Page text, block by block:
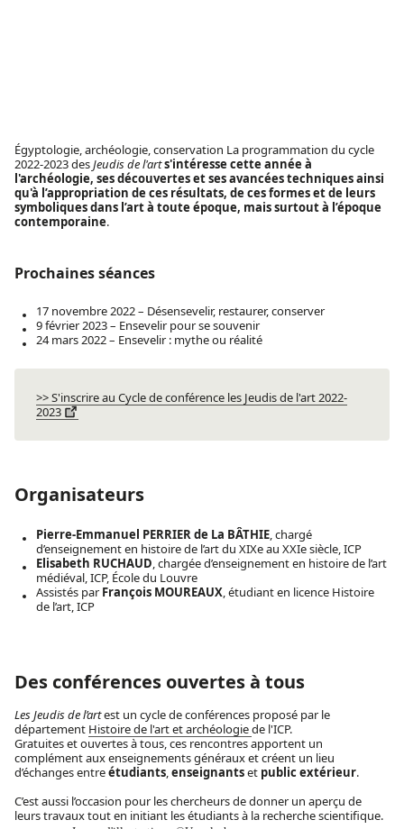
Égyptologie, archéologie, conservation La programmation du cycle
2022-2023 des Jeudis de l'arts'intéresse cette année à
l'archéologie, ses découvertes et ses avancées techniques ainsi
qu'à l’appropriation de ces résultats, de ces formes et de leurs
symboliques dans l’art à toute époque, mais surtout à l’époque
contemporaine.
Prochaines séances
17 novembre 2022 – Désensevelir, restaurer, conserver
9 février 2023 – Ensevelir pour se souvenir
24 mars 2022 – Ensevelir : mythe ou réalité
>> S'inscrire au Cycle de conférence les Jeudis de l'art 2022-
2023
Organisateurs
Pierre-Emmanuel PERRIER de La BÂTHIE , chargé
d’enseignement en histoire de l’art du XIXe au XXIe siècle, ICP
Elisabeth RUCHAUD , chargée d’enseignement en histoire de l’art
médiéval, ICP, École du Louvre
Assistés par François MOUREAUX , étudiant en licence Histoire
de l’art, ICP
Des conférences ouvertes à tous
Les Jeudis de l’artest un cycle de conférences proposé par le
département Histoire de l'art et archéologiede l'ICP.
Gratuites et ouvertes à tous, ces rencontres apportent un
complément aux enseignements généraux et créent un lieu
d’échanges entreétudiants enseignantset public extérieur.
C’est aussi l’occasion pour les chercheurs de donner un aperçu de
leurs travaux tout en initiant les étudiants à la recherche scientifique.